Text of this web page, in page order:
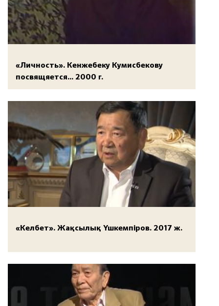
«Личность». Кенжебеку Кумисбекову
посвящяется... 2000 г.
«Келбет». Жақсылық Үшкемпіров. 2017 ж.